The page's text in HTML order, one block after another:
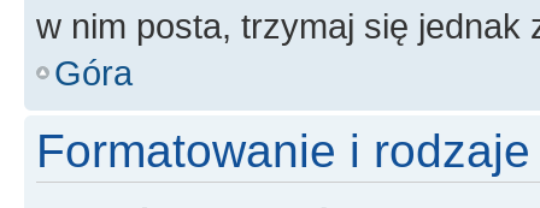
w nim posta, trzymaj się jednak
Góra
Formatowanie i